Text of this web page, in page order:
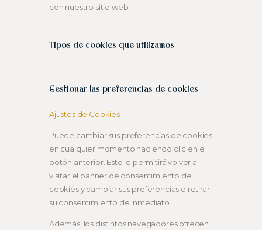
con nuestro sitio web.
Tipos de cookies que utilizamos
Gestionar las preferencias de cookies
Ajustes de Cookies
Puede cambiar sus preferencias de cookies
en cualquier momento haciendo clic en el
botón anterior. Esto le permitirá volver a
visitar el banner de consentimiento de
cookies y cambiar sus preferencias o retirar
su consentimiento de inmediato.
Además, los distintos navegadores ofrecen